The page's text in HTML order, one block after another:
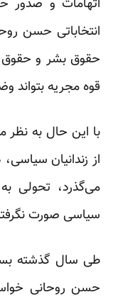
اتهامات و صدور
حقوق بشر و حقوق
قوه مجریه بتواند
با این حال به نظر
از زندانیان
می‌گذرد، تحولی به
سیاسی صورت
طی سال گذشته
حسن روحانی